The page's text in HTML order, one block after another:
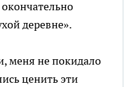
деревне».
меня не покидало
ценить эти